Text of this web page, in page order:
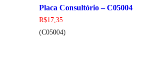
Placa Consultório – C05004
R$17,35
(C05004)